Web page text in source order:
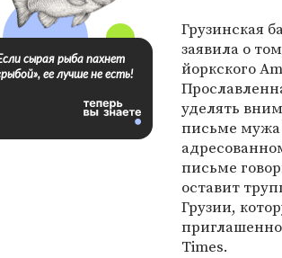
Грузинская
заявила о
йоркского
уделять
письме мужа
письме
оставит
Грузии,
Times.
сырая рыба пахнет
ее лучше не есть!